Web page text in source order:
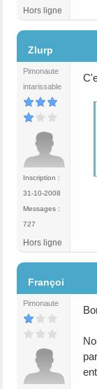
Hors ligne
Zlurp
Pimonaute
intarissable
Inscription :
31-10-2008
Messages :
727
Hors ligne
Françoi
Pimonaute